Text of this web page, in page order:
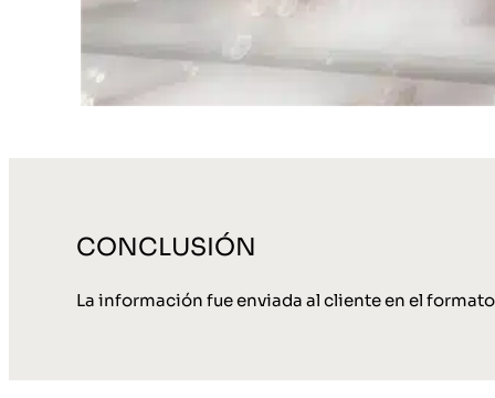
CONCLUSIÓN
La información fue enviada al cliente en el